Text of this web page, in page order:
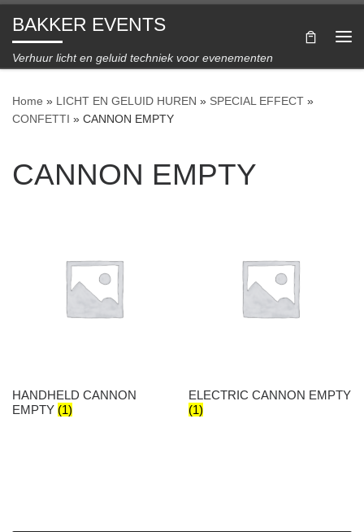
Ga naar inhoud
BAKKER EVENTS
Verhuur licht en geluid techniek voor evenementen
Home » LICHT EN GELUID HUREN » SPECIAL EFFECT »
CONFETTI » CANNON EMPTY
CANNON EMPTY
HANDHELD CANNON
EMPTY (1)
ELECTRIC CANNON EMPTY
(1)